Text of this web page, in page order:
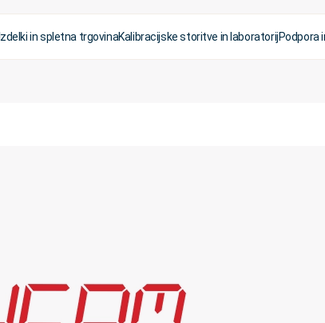
Izdelki in spletna trgovinaKalibracijske storitve in laboratorijPodpora